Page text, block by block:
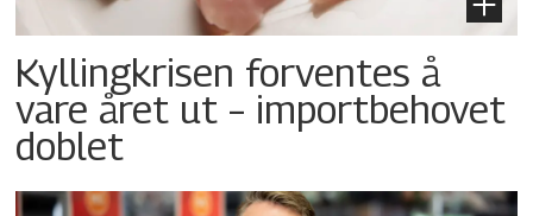
Kyllingkrisen forventes å
vare året ut – importbehovet
doblet